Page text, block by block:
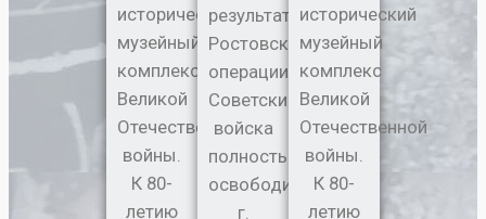
исторический
музейный
комплекс
Великой
Отечественной
войны.
К 80-
летию
результате
Ростовской
операции
Советские
войска
полностью
освободили
г.
исторический
музейный
комплекс
Великой
Отечественной
войны.
К 80-
летию